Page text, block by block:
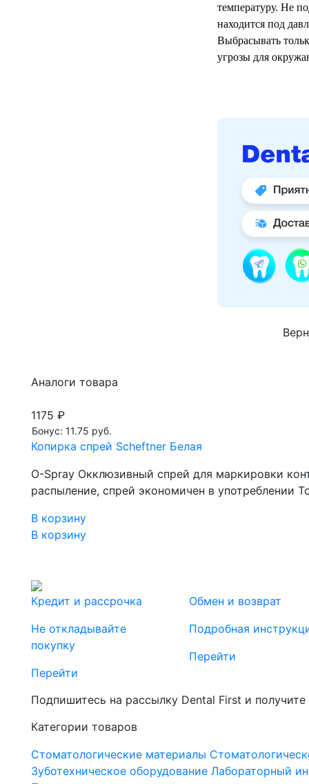
температуру. Не
находится под
Выбрасывать
угрозы для
Аналоги товара
1175 ₽
Бонус: 11.75 руб.
Копирка спрей Scheftner Белая
O-Spray Окклюзивный спрей для маркировки
распыление, спрей экономичен в употреблении
В корзину
В корзину
Кредит и рассрочка
Не откладывайте
покупку
Перейти
Обмен и возврат
Подробная
Перейти
Подпишитесь на рассылку Dental First и
Категории товаров
Стоматологические материалы
Зуботехническое оборудование Лабораторный